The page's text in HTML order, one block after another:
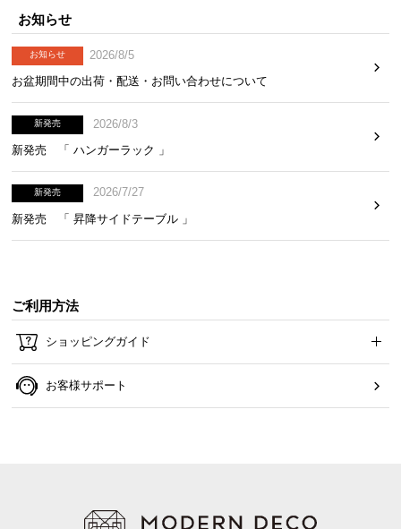
お知らせ
お知らせ
2026/8/5
お盆期間中の出荷・配送・お問い合わせについて
新発売
2026/8/3
新発売 「 ハンガーラック 」
新発売
2026/7/27
新発売 「 昇降サイドテーブル 」
ご利用方法
ショッピングガイド
お客様サポート